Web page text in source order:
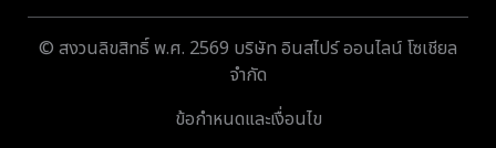
© สงวนลิขสิทธิ์ พ.ศ. 2569 บริษัท อินสไปร์ ออนไลน์ โซเชียล
จำกัด
ข้อกำหนดและเงื่อนไข